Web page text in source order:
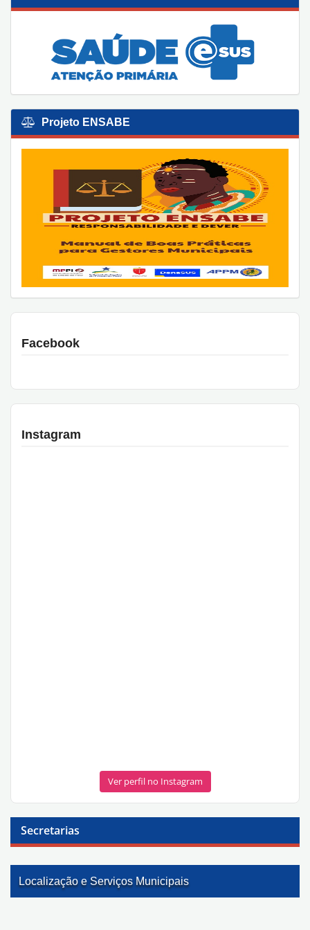
Projeto ENSABE
Facebook
Instagram
Ver perfil no Instagram
Secretarias
Localização e Serviços Municipais